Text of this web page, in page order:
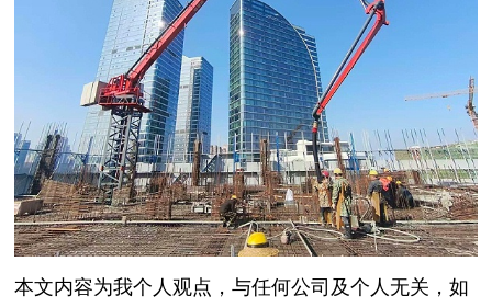
本文内容为我个人观点，与任何公司及个人无关，如